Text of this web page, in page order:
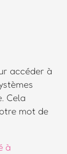
accéder à
Cela
mot de
à